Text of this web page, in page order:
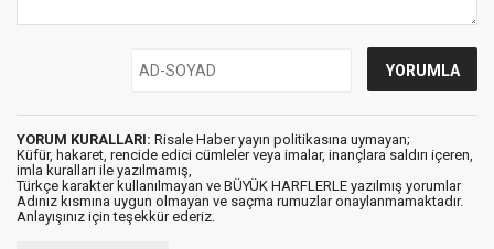
YORUM KURALLARI: Risale Haber yayın politikasına uymayan;
Küfür, hakaret, rencide edici cümleler veya imalar, inançlara saldırı içeren,
imla kuralları ile yazılmamış,
Türkçe karakter kullanılmayan ve BÜYÜK HARFLERLE yazılmış yorumlar
Adınız kısmına uygun olmayan ve saçma rumuzlar onaylanmamaktadır.
Anlayışınız için teşekkür ederiz.